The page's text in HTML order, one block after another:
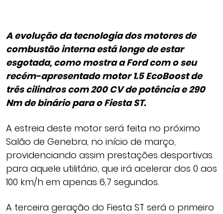
A evolução da tecnologia dos motores de
combustão interna está longe de estar
esgotada, como mostra a Ford com o seu
recém-apresentado motor 1.5 EcoBoost de
três cilindros com 200 CV de potência e 290
Nm de binário para o Fiesta ST.
A estreia deste motor será feita no próximo
Salão de Genebra, no início de março,
providenciando assim prestações desportivas
para aquele utilitário, que irá acelerar dos 0 aos
100 km/h em apenas 6,7 segundos.
A terceira geração do Fiesta ST será o primeiro